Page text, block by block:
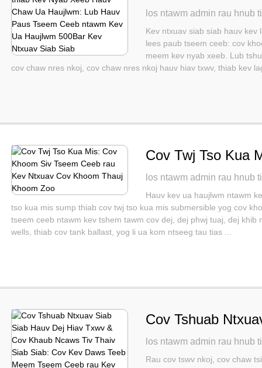
Hauv Chaw Ua
Ceeb ntawm Kev
Siab Siab
los ntawm admin rau hnub
Kev ntxuav siab siab hauv
lees paub tseem ceeb: cov
meem kev nyab xeeb. Lub
cov chaw nres nkoj, cov chaw nres nkoj hauv hiav txwv, thiab kev
Cov Twj Tso Kua
Ceeb rau Kev
Zoo
los ntawm admin rau hnub
Hauv kev ua haujlwm ntawm
tso kua mis sump thiab cov twj tso kua mis submersible yog cov
tseem ceeb ntawm kev tshem tawm cov dej, dej phwj tuaj, dej
wells, thiab cov tank ballast, yog li ua kom ntseeg tau tias ...
Cov Tshuab
Txwv & Cov
Cov Kev Daws
los ntawm admin rau hnub
Rau cov tswv nkoj, cov chaw